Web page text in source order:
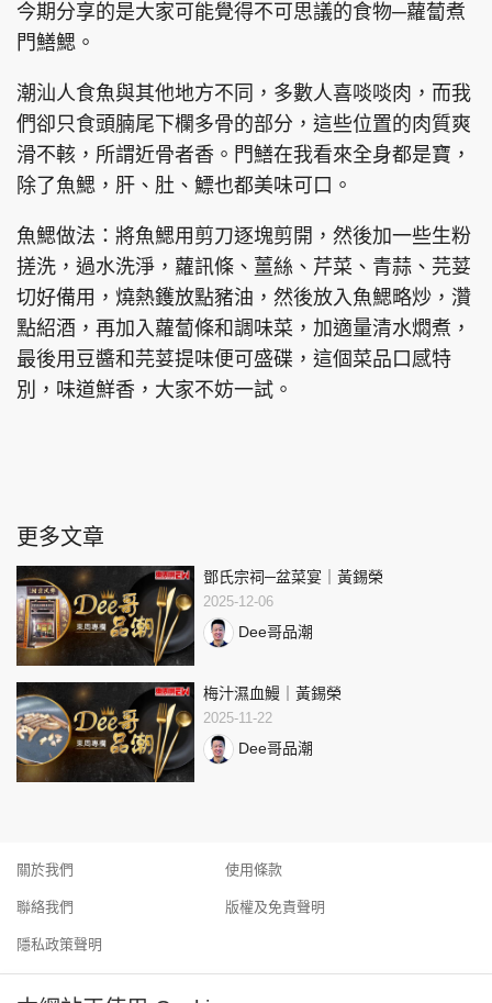
今期分享的是大家可能覺得不可思議的食物─蘿蔔煮
門鱔鰓。
潮汕人食魚與其他地方不同，多數人喜啖啖肉，而我
們卻只食頭腩尾下欄多骨的部分，這些位置的肉質爽
滑不輆，所謂近骨者香。門鱔在我看來全身都是寶，
除了魚鰓，肝、肚、鰾也都美味可口。
魚鰓做法：將魚鰓用剪刀逐塊剪開，然後加一些生粉
搓洗，過水洗淨，蘿訊條、薑絲、芹菜、青蒜、芫荽
切好備用，燒熱鑊放點豬油，然後放入魚鰓略炒，灒
點紹酒，再加入蘿蔔條和調味菜，加適量清水燜煮，
最後用豆醬和芫荽提味便可盛碟，這個菜品口感特
別，味道鮮香，大家不妨一試。
更多文章
鄧氏宗祠─盆菜宴｜黃錫榮
2025-12-06
Dee哥品潮
梅汁濕血鰻｜黃錫榮
2025-11-22
Dee哥品潮
關於我們
聯絡我們
隱私政策聲明
使用條款
版權及免責聲明